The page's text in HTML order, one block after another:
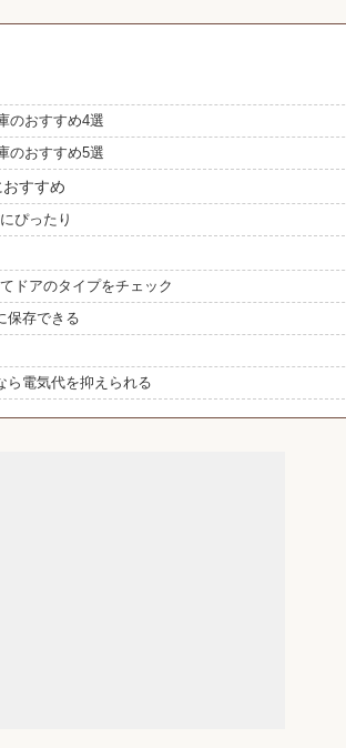
のおすすめ4選
のおすすめ5選
すすめ
ぴったり
ドアのタイプをチェック
保存できる
ら電気代を抑えられる